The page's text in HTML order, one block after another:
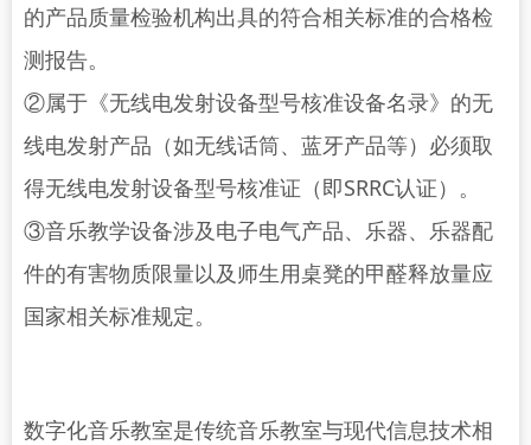
的产品质量检验机构出具的符合相关标准的合格检
测报告。
②属于《无线电发射设备型号核准设备名录》的无
线电发射产品（如无线话筒、蓝牙产品等）必须取
得无线电发射设备型号核准证（即SRRC认证）。
③音乐教学设备涉及电子电气产品、乐器、乐器配
件的有害物质限量以及师生用桌凳的甲醛释放量应
国家相关标准规定。
数字化音乐教室是传统音乐教室与现代信息技术相